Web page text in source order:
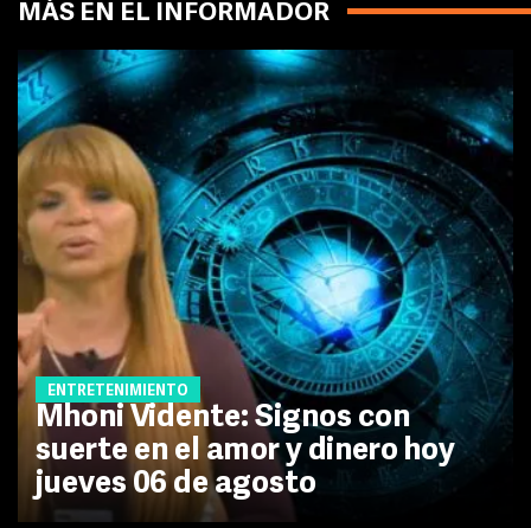
MÁS EN EL INFORMADOR
ENTRETENIMIENTO
Mhoni Vidente: Signos con
suerte en el amor y dinero hoy
jueves 06 de agosto